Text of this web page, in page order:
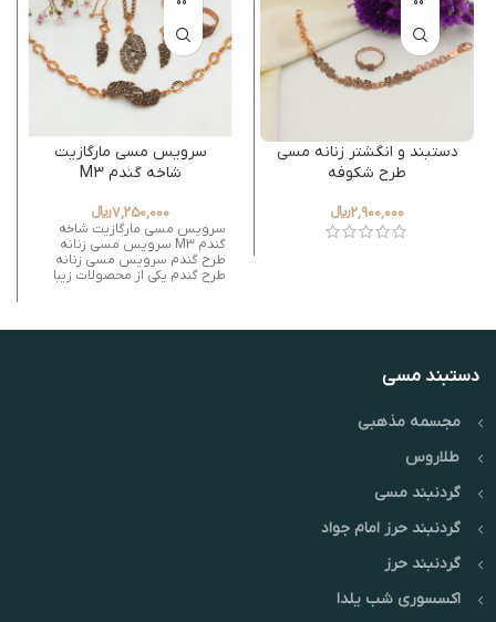
دستبند و انگشتر زنانه مسی
طرح شکوفه
2,900,000﷼
سرویس مسی مارگازیت
شاخه گندم M3
7,250,000﷼
سرویس مسی مارگازیت شاخه
گندم M3 سرویس مسی زنانه
طرح گندم سرویس مسی زنانه
طرح گندم یکی از محصولات زیبا
دستبند مسی
مجسمه مذهبی
طلاروس
گردنبند مسی
گردنبند حرز امام جواد
گردنبند حرز
اکسسوری شب یلدا